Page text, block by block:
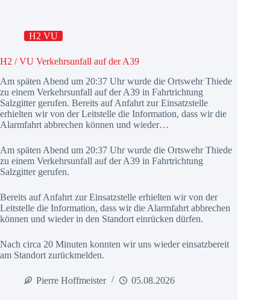
H2 VU
H2 / VU Verkehrsunfall auf der A39
Am späten Abend um 20:37 Uhr wurde die Ortswehr Thiede
zu einem Verkehrsunfall auf der A39 in Fahrtrichtung
Salzgitter gerufen. Bereits auf Anfahrt zur Einsatzstelle
erhielten wir von der Leitstelle die Information, dass wir die
Alarmfahrt abbrechen können und wieder…
Am späten Abend um 20:37 Uhr wurde die Ortswehr Thiede
zu einem Verkehrsunfall auf der A39 in Fahrtrichtung
Salzgitter gerufen.
Bereits auf Anfahrt zur Einsatzstelle erhielten wir von der
Leitstelle die Information, dass wir die Alarmfahrt abbrechen
können und wieder in den Standort einrücken dürfen.
Nach circa 20 Minuten konnten wir uns wieder einsatzbereit
am Standort zurückmelden.
Pierre Hoffmeister 05.08.2026